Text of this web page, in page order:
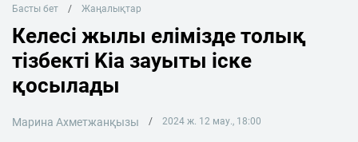
Басты бет Жаңалықтар
Келесі жылы елімізде толық
тізбекті Kia зауыты іске
қосылады
Марина Ахметжанқызы 2024 ж. 12 мау., 18:00